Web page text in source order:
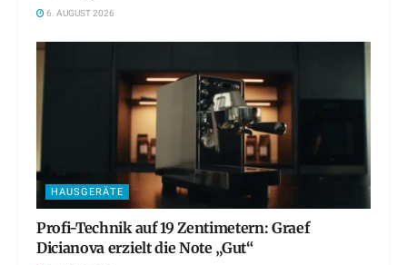
6. AUGUST 2026
HAUSGERÄTE
Profi-Technik auf 19 Zentimetern: Graef
Dicianova erzielt die Note „Gut“